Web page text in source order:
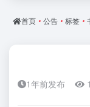
首页 • 公告 • 标签 •
1年前发布